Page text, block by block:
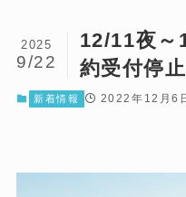
12/11夜
約受付停
2025
9/22
新着情報 2022年12月6